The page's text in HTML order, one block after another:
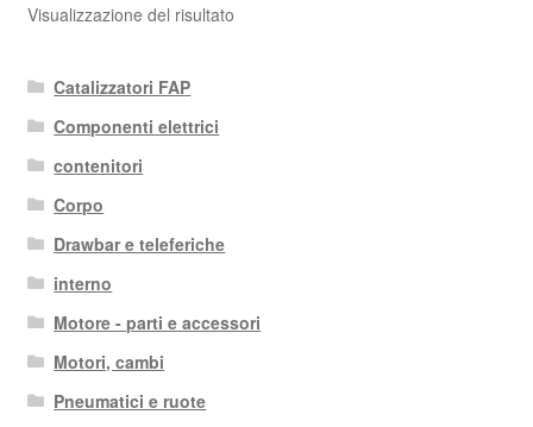
Visualizzazione del risultato
Catalizzatori FAP
Componenti elettrici
contenitori
Corpo
Drawbar e teleferiche
interno
Motore - parti e accessori
Motori, cambi
Pneumatici e ruote